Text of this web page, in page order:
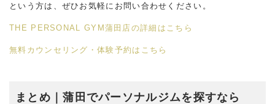
という方は、ぜひお気軽にお問い合わせください。
THE PERSONAL GYM蒲田店の詳細はこちら
無料カウンセリング・体験予約はこちら
まとめ｜蒲田でパーソナルジムを探すなら